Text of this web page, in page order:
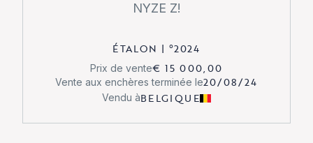
NYZE Z!
ÉTALON | °2024
Prix de vente€ 15 000,00
Vente aux enchères terminée le20/08/24
Vendu àBELGIQUE